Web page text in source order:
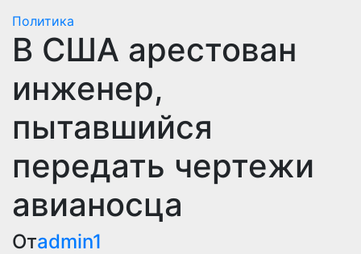
Политика
В США арестован
инженер,
пытавшийся
передать чертежи
авианосца
Отadmin1